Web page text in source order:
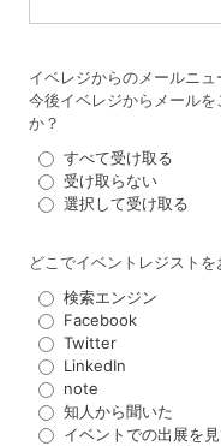
イベレジからのメールニ
今後イベレジからメール
か？
すべて受け取る
受け取らない
選択して受け取る
どこでイベントレジスト
検索エンジン
Facebook
Twitter
LinkedIn
note
知人から聞いた
イベントでの出展を